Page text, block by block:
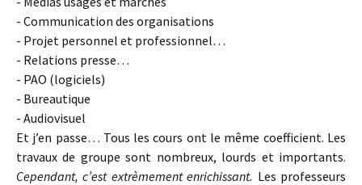
- Communication des organisations
- Projet personnel et professionnel…
- Relations presse…
- PAO (logiciels)
- Bureautique
- Audiovisuel
Et j’en passe… Tous les cours ont le même coefficient. Les
travaux de groupe sont nombreux, lourds et importants.
Cependant, c’est extrèmement enrichissant. Les professeurs